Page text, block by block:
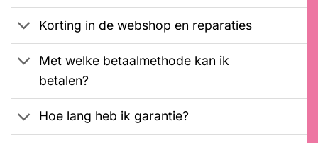
klantbeoordelingen
Korting in de webshop en reparaties
Met welke betaalmethode kan ik
betalen?
Hoe lang heb ik garantie?